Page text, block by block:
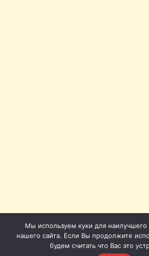
Мы используем куки для наилучшего
нашего сайта. Если Вы продолжите
будем считать что Вас это